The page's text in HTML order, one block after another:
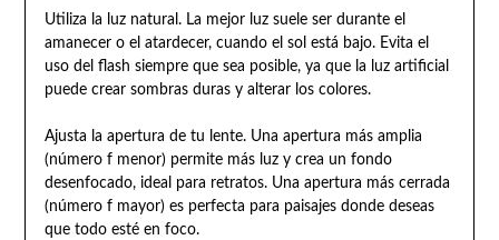
Utiliza la luz natural. La mejor luz suele ser durante el
amanecer o el atardecer, cuando el sol está bajo. Evita el
uso del flash siempre que sea posible, ya que la luz artificial
puede crear sombras duras y alterar los colores.
Ajusta la apertura de tu lente. Una apertura más amplia
(número f menor) permite más luz y crea un fondo
desenfocado, ideal para retratos. Una apertura más cerrada
(número f mayor) es perfecta para paisajes donde deseas
que todo esté en foco.